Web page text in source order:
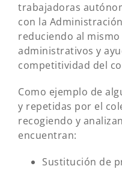
trabajadoras
con la
reduciendo al
administrativos y
competitividad del
Como ejemplo de
y repetidas por el
recogiendo y
encuentran:
Sustitución de